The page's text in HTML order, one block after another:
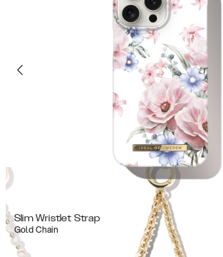
Slim Wristlet Strap
Gold Chain